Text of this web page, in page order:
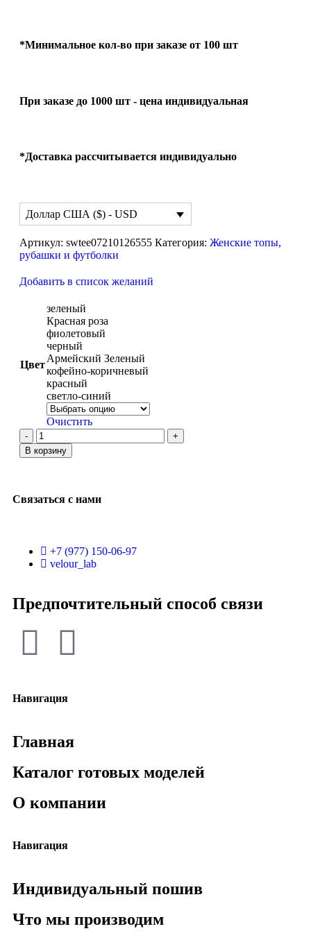
*Минимальное кол-во при заказе от 100 шт
При заказе до 1000 шт - цена индивидуальная
*Доставка рассчитывается индивидуально
Доллар США ($) - USD
Артикул: swtee07210126555 Категория: Женские топы,
рубашки и футболки
Добавить в список желаний
Цвет
зеленый
Красная роза
фиолетовый
черный
Армейский Зеленый
кофейно-коричневый
красный
светло-синий
Очистить
В корзину
Связаться с нами
+7 (977) 150-06-97
velour_lab
Предпочтительный способ связи
Навигация
Главная
Каталог готовых моделей
О компании
Навигация
Индивидуальный пошив
Что мы производим